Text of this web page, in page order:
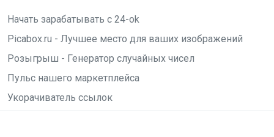
Начать зарабатывать с 24-ok
Picabox.ru - Лучшее место для ваших изображений
Розыгрыш - Генератор случайных чисел
Пульс нашего маркетплейса
Укорачиватель ссылок